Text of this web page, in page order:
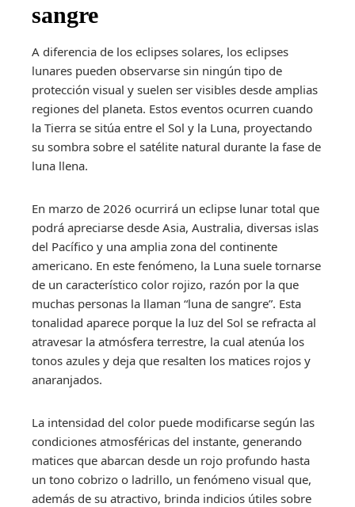
sangre
A diferencia de los eclipses solares, los eclipses
lunares pueden observarse sin ningún tipo de
protección visual y suelen ser visibles desde amplias
regiones del planeta. Estos eventos ocurren cuando
la Tierra se sitúa entre el Sol y la Luna, proyectando
su sombra sobre el satélite natural durante la fase de
luna llena.
En marzo de 2026 ocurrirá un eclipse lunar total que
podrá apreciarse desde Asia, Australia, diversas islas
del Pacífico y una amplia zona del continente
americano. En este fenómeno, la Luna suele tornarse
de un característico color rojizo, razón por la que
muchas personas la llaman “luna de sangre”. Esta
tonalidad aparece porque la luz del Sol se refracta al
atravesar la atmósfera terrestre, la cual atenúa los
tonos azules y deja que resalten los matices rojos y
anaranjados.
La intensidad del color puede modificarse según las
condiciones atmosféricas del instante, generando
matices que abarcan desde un rojo profundo hasta
un tono cobrizo o ladrillo, un fenómeno visual que,
además de su atractivo, brinda indicios útiles sobre